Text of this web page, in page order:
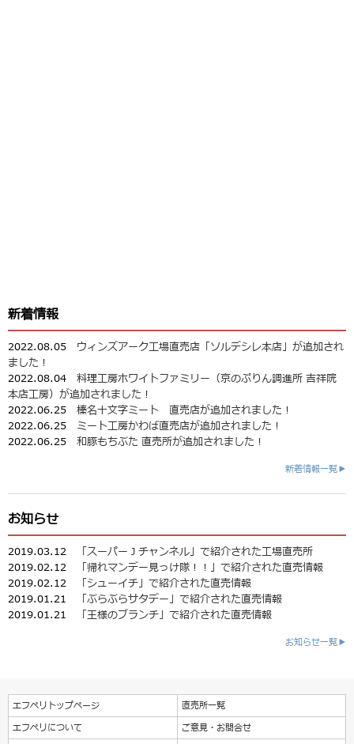
新着情報
2022.08.05 ウィンズアーク工場直売店「ソルデシレ本店」が追加され
ました！
2022.08.04 料理工房ホワイトファミリー（京のぷりん調進所 吉祥院
本店工房）が追加されました！
2022.06.25 榛名十文字ミート 直売店が追加されました！
2022.06.25 ミート工房かわば直売店が追加されました！
2022.06.25 和豚もちぶた 直売所が追加されました！
新着情報一覧▶
お知らせ
2019.03.12
「スーパーＪチャンネル」で紹介された工場直売所
2019.02.12
「帰れマンデー見っけ隊！！」で紹介された直売情報
2019.02.12
「シューイチ」で紹介された直売情報
2019.01.21
「ぶらぶらサタデー」で紹介された直売情報
2019.01.21
「王様のブランチ」で紹介された直売情報
お知らせ一覧▶
エフペリトップページ
直売所一覧
エフペリについて
ご意見・お問合せ